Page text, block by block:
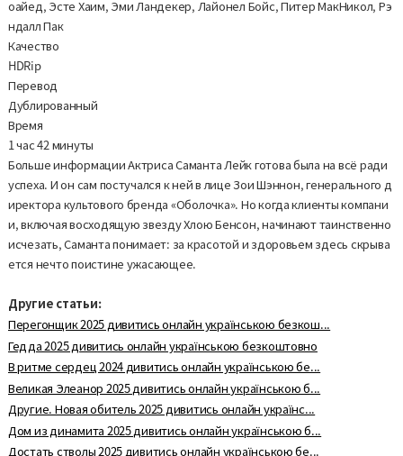
оайед, Эсте Хаим, Эми Ландекер, Лайонел Бойс, Питер МакНикол, Рэ
ндалл Пак
Качество
HDRip
Перевод
Дублированный
Время
1 час 42 минуты
Больше информации Актриса Саманта Лейк готова была на всё ради
успеха. И он сам постучался к ней в лице Зои Шэннон, генерального д
иректора культового бренда «Оболочка». Но когда клиенты компани
и, включая восходящую звезду Хлою Бенсон, начинают таинственно
исчезать, Саманта понимает: за красотой и здоровьем здесь скрыва
ется нечто поистине ужасающее.
Другие статьи:
Перегонщик 2025 дивитись онлайн українською безкош...
Гедда 2025 дивитись онлайн українською безкоштовно
В ритме сердец 2024 дивитись онлайн українською бе...
Великая Элеанор 2025 дивитись онлайн українською б...
Другие. Новая обитель 2025 дивитись онлайн українс...
Дом из динамита 2025 дивитись онлайн українською б...
Достать стволы 2025 дивитись онлайн українською бе...